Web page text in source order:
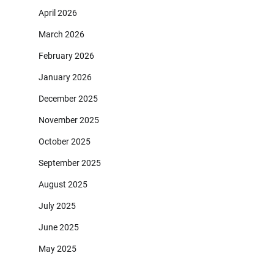
April 2026
March 2026
February 2026
January 2026
December 2025
November 2025
October 2025
September 2025
August 2025
July 2025
June 2025
May 2025